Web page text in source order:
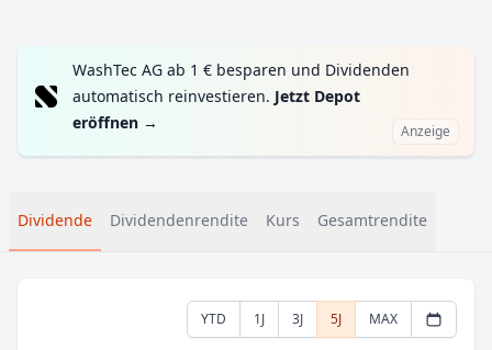
WashTec AG ab 1 € besparen und Dividenden
automatisch reinvestieren. Jetzt Depot
eröffnen → Anzeige
Dividende Dividendenrendite Kurs Gesamtrendite
YTD 1J 3J 5J MAX